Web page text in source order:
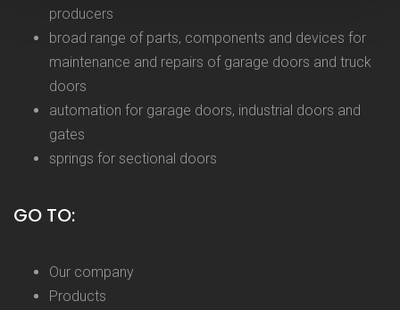
producers
broad range of parts, components and devices for
maintenance and repairs of garage doors and truck
doors
automation for garage doors, industrial doors and
gates
springs for sectional doors
GO TO:
Our company
Products